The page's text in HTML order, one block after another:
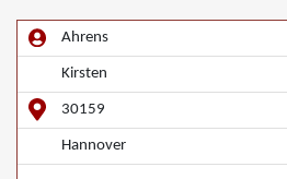
Ahrens
Kirsten
30159
Hannover